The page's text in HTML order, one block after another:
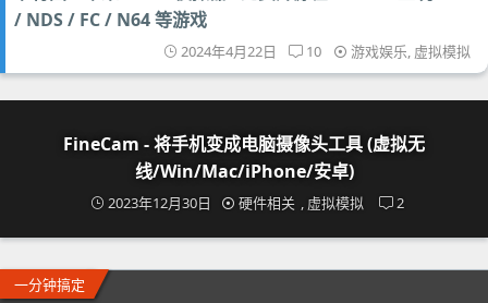
/ NDS / FC / N64 等游戏
2024年4月22日 10 游戏娱乐, 虚拟模拟
FineCam - 将手机变成电脑摄像头工具 (虚拟无
线/Win/Mac/iPhone/安卓)
2023年12月30日 硬件相关 虚拟模拟 2
一分钟搞定